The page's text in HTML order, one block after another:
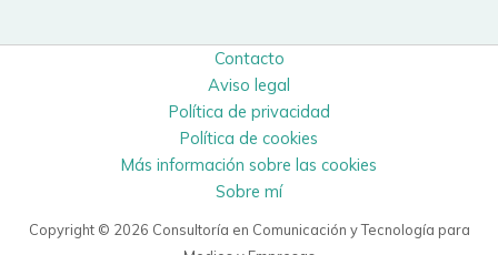
Contacto
Aviso legal
Política de privacidad
Política de cookies
Más información sobre las cookies
Sobre mí
Copyright © 2026 Consultoría en Comunicación y Tecnología para